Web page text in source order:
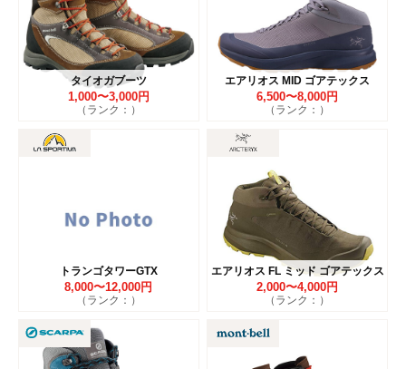
タイオガブーツ
1,000〜3,000円
（ランク：）
エアリオス MID ゴアテックス
6,500〜8,000円
（ランク：）
トランゴタワーGTX
8,000〜12,000円
（ランク：）
エアリオス FL ミッド ゴアテックス
2,000〜4,000円
（ランク：）